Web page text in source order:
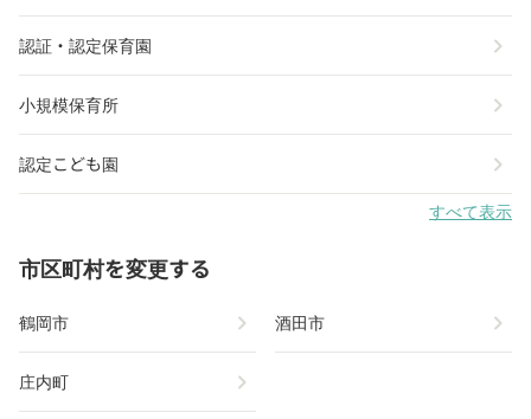
認証・認定保育園 chevron_right
小規模保育所 chevron_right
認定こども園 chevron_right
すべて表示
市区町村を変更する
鶴岡市 chevron_right 酒田市 chevron_right
庄内町 chevron_right